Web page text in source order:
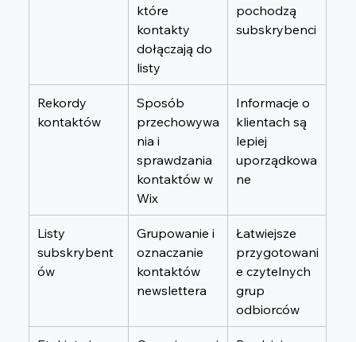
które
kontakty
dołączają do
listy
pochodzą
subskrybenci
Rekordy
kontaktów
Sposób
przechowywa
nia i
sprawdzania
kontaktów w
Wix
Informacje o
klientach są
lepiej
uporządkowa
ne
Listy
subskrybent
ów
Grupowanie i
oznaczanie
kontaktów
newslettera
Łatwiejsze
przygotowani
e czytelnych
grup
odbiorców